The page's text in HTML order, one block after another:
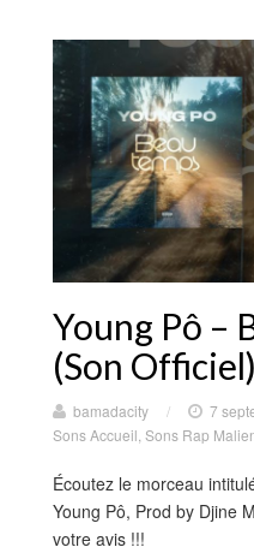
Young Pô –
(Son Officiel)
bamadacity / 7
Sons Accueil Sons Rap
Écoutez le morceau
Young Pô, Prod by Djine
votre avis !!!